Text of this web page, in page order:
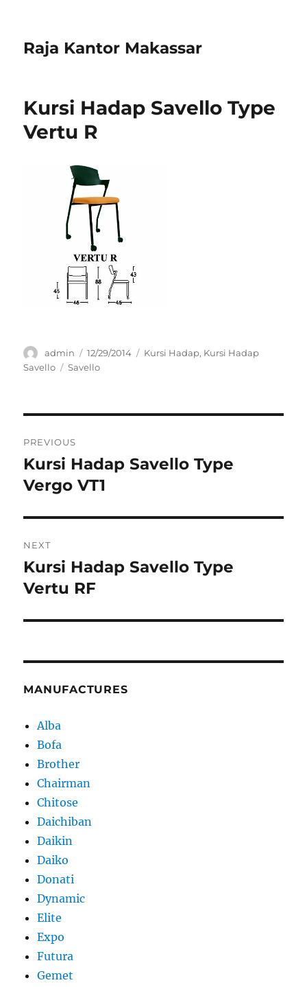
Raja Kantor Makassar
Kursi Hadap Savello Type
Vertu R
Author
admin
Posted
on
12/29/2014 Categories
Kursi Hadap, Kursi Hadap
Savello
Tags
Savello
navigation
PREVIOUS
Previous
post:
Kursi Hadap Savello Type
Vergo VT1
NEXT
Next
post:
Kursi Hadap Savello Type
Vertu RF
MANUFACTURES
Alba
Bofa
Brother
Chairman
Chitose
Daichiban
Daikin
Daiko
Donati
Dynamic
Elite
Expo
Futura
Gemet